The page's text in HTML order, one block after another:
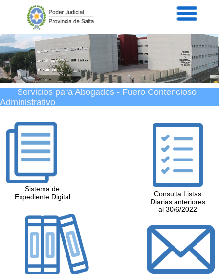
Servicios
Prensa
Intranet
Contacto
Servicios para Abogados - Fuero Contencioso
Administrativo
Sistema de
Expediente Digital
Consulta Listas
Diarias anteriores
al 30/6/2022